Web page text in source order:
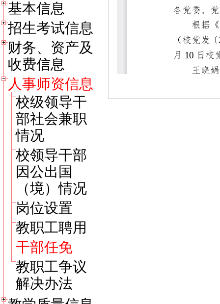
基本信息
招生考试信息
财务、资产及
收费信息
人事师资信息
校级领导干
部社会兼职
情况
校领导干部
因公出国
（境）情况
岗位设置
教职工聘用
干部任免
教职工争议
解决办法